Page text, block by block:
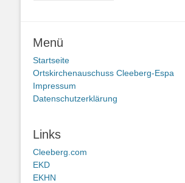
Menü
Startseite
Ortskirchenauschuss Cleeberg-Espa
Impressum
Datenschutzerklärung
Links
Cleeberg.com
EKD
EKHN